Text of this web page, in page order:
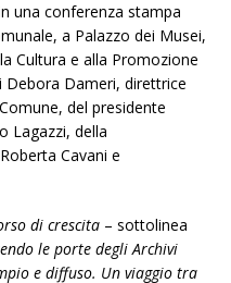
una conferenza stampa
a Palazzo dei Musei,
Cultura e alla Promozione
Debora Dameri, direttrice
del presidente
Lagazzi, della
Cavani e
di crescita – sottolinea
le porte degli Archivi
e diffuso. Un viaggio tra